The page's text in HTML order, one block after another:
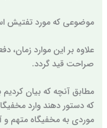
موضوعی که مورد تفتیش
علاوه بر این موارد زمان،
صراحت قید گردد.
مطابق آنچه که بیان
که دستور دهند وارد
موردی به مخفیگاه متهم و